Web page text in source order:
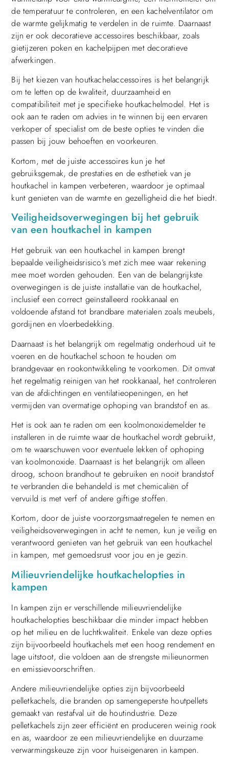
de temperatuur te controleren, en een kachelventilator om
de warmte gelijkmatig te verdelen in de ruimte. Daarnaast
zijn er ook decoratieve accessoires beschikbaar, zoals
gietijzeren poken en kachelpijpen met decoratieve
afwerkingen.
Bij het kiezen van houtkachelaccessoires is het belangrijk
om te letten op de kwaliteit, duurzaamheid en
compatibiliteit met je specifieke houtkachelmodel. Het is
ook aan te raden om advies in te winnen bij een ervaren
verkoper of specialist om de beste opties te vinden die
passen bij jouw behoeften en voorkeuren.
Kortom, met de juiste accessoires kun je het
gebruiksgemak, de prestaties en de esthetiek van je
houtkachel in kampen verbeteren, waardoor je optimaal
kunt genieten van de warmte en gezelligheid die het biedt.
Veiligheidsoverwegingen bij het gebruik
van een houtkachel in kampen
Het gebruik van een houtkachel in kampen brengt
bepaalde veiligheidsrisico’s met zich mee waar rekening
mee moet worden gehouden. Een van de belangrijkste
overwegingen is de juiste installatie van de houtkachel,
inclusief een correct geïnstalleerd rookkanaal en
voldoende afstand tot brandbare materialen zoals meubels,
gordijnen en vloerbedekking.
Daarnaast is het belangrijk om regelmatig onderhoud uit te
voeren en de houtkachel schoon te houden om
brandgevaar en rookontwikkeling te voorkomen. Dit omvat
het regelmatig reinigen van het rookkanaal, het controleren
van de afdichtingen en ventilatieopeningen, en het
vermijden van overmatige ophoping van brandstof en as.
Het is ook aan te raden om een koolmonoxidemelder te
installeren in de ruimte waar de houtkachel wordt gebruikt,
om te waarschuwen voor eventuele lekken of ophoping
van koolmonoxide. Daarnaast is het belangrijk om alleen
droog, schoon brandhout te gebruiken en nooit brandstof
te verbranden die behandeld is met chemicaliën of
vervuild is met verf of andere giftige stoffen.
Kortom, door de juiste voorzorgsmaatregelen te nemen en
veiligheidsoverwegingen in acht te nemen, kun je veilig en
verantwoord genieten van het gebruik van een houtkachel
in kampen, met gemoedsrust voor jou en je gezin.
Milieuvriendelijke houtkachelopties in
kampen
In kampen zijn er verschillende milieuvriendelijke
houtkachelopties beschikbaar die minder impact hebben
op het milieu en de luchtkwaliteit. Enkele van deze opties
zijn bijvoorbeeld houtkachels met een hoog rendement en
lage uitstoot, die voldoen aan de strengste milieunormen
en emissievoorschriften.
Andere milieuvriendelijke opties zijn bijvoorbeeld
pelletkachels, die branden op samengeperste houtpellets
gemaakt van restafval uit de houtindustrie. Deze
pelletkachels zijn zeer efficiënt en produceren weinig rook
en as, waardoor ze een milieuvriendelijke en duurzame
verwarmingskeuze zijn voor huiseigenaren in kampen.